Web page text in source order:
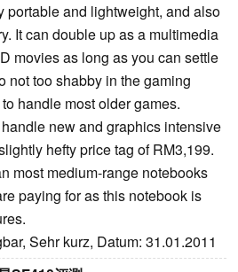
portable and ­lightweight, and also
It can double up as a multimedia
movies as long as you can settle
not too shabby in the gaming
handle most older games.
new and graphics intensive
hefty price tag of RM3,199.
most medium-range notebooks
paying for as this notebook is
Sehr kurz, Datum: 31.01.2011